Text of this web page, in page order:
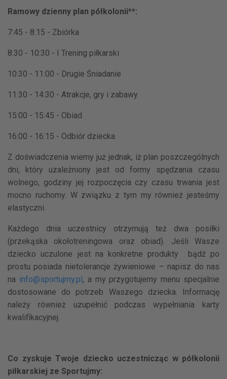
Ramowy dzienny plan półkolonii**:
7:45 - 8:15 - Zbiórka
8:30 - 10:30 - I Trening piłkarski
10:30 - 11:00 - Drugie Śniadanie
11:30 - 14:30 - Atrakcje, gry i zabawy
15:00 - 15:45 - Obiad
16:00 - 16:15 - Odbiór dziecka
Z doświadczenia wiemy już jednak, iż plan poszczególnych
dni, który uzależniony jest od formy spędzania czasu
wolnego, godziny jej rozpoczęcia czy czasu trwania jest
mocno ruchomy. W związku z tym my również jesteśmy
elastyczni.
Każdego dnia uczestnicy otrzymują też dwa posiłki
(przekąska okołotreningowa oraz obiad). Jeśli Wasze
dziecko uczulone jest na konkretne produkty bądź po
prostu posiada nietolerancje żywieniowe – napisz do nas
na info@sportujmy.pl, a my przygotujemy menu specjalnie
dostosowane do potrzeb Waszego dziecka. Informację
należy również uzupełnić podczas wypełniania karty
kwalifikacyjnej.
Co zyskuje Twoje dziecko uczestnicząc w półkolonii
piłkarskiej ze Sportujmy: